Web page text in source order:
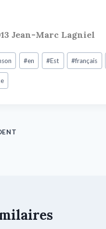
Jean-Marc Lagniel
#en #Est #français